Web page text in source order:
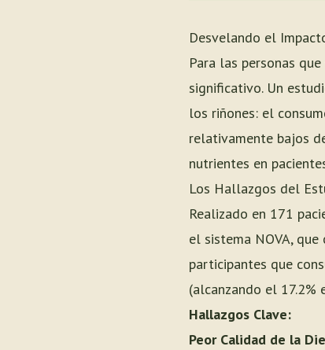
Desvelando el
Para las personas
significativo. Un
los riñones: el
relativamente bajos
nutrientes en
Los Hallazgos del
Realizado en 171
el sistema NOVA,
participantes que
(alcanzando el 17.2%
Hallazgos Clave:
Peor Calidad de la